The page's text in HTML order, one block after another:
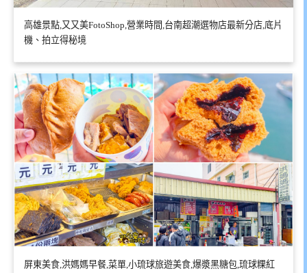
高雄景點,又又美FotoShop,營業時間,台南超潮選物店最新分店,底片
機、拍立得秘境
屏東美食,洪媽媽早餐,菜單,小琉球旅遊美食,爆漿黑糖包,琉球粿紅